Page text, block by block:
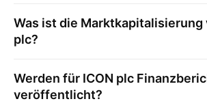
Was ist die Marktkapitalisierung
plc?
Werden für ICON plc
veröffentlicht?